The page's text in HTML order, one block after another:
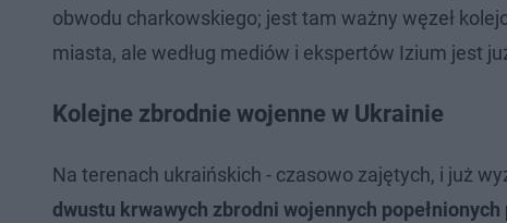
obwodu charkowskiego; jest tam ważny węzeł
miasta, ale według mediów i ekspertów Izium jest
Kolejne zbrodnie wojenne w Ukrainie
Na terenach ukraińskich - czasowo zajętych, i już
dwustu krwawych zbrodni wojennych